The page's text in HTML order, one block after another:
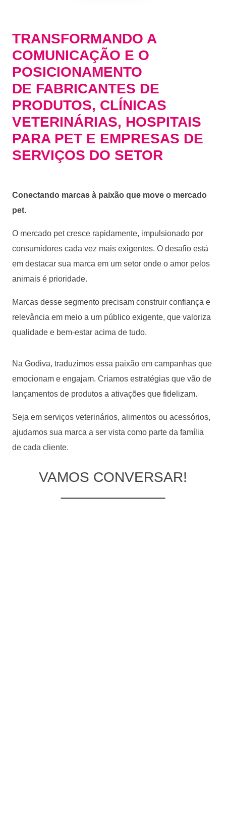
TRANSFORMANDO A
COMUNICAÇÃO E O
POSICIONAMENTO
DE FABRICANTES DE
PRODUTOS, CLÍNICAS
VETERINÁRIAS, HOSPITAIS
PARA PET E EMPRESAS DE
SERVIÇOS DO SETOR
Conectando marcas à paixão que move o mercado
pet.
O mercado pet cresce rapidamente, impulsionado por
consumidores cada vez mais exigentes. O desafio está
em destacar sua marca em um setor onde o amor pelos
animais é prioridade.
Marcas desse segmento precisam construir confiança e
relevância em meio a um público exigente, que valoriza
qualidade e bem-estar acima de tudo.
Na Godiva, traduzimos essa paixão em campanhas que
emocionam e engajam. Criamos estratégias que vão de
lançamentos de produtos a ativações que fidelizam.
Seja em serviços veterinários, alimentos ou acessórios,
ajudamos sua marca a ser vista como parte da família
de cada cliente.
VAMOS CONVERSAR!